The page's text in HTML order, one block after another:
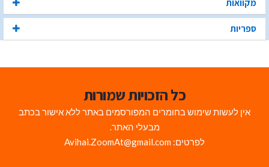
מקוואות
ספריות
כל הזכויות שמורות
אין לעשות שימוש בחומרים המפורסמים באתר ללא אישור בכתב
מבעלי האתר.
לפרטים: Avihai.ZoomAt@gmail.com